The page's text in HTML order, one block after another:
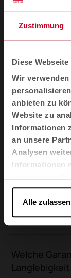
Zustimmung
Diese
Wir
anbieten zu
Website zu
Informationen
an unsere
Analysen
Informationen
die sie im
gesammelt
Alle zulassen
Warum ist
Bürostühle
integrieren?
Worin
Wie
einen Raum
Welche